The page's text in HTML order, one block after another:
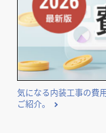
気になる内装工事の費
ご紹介。